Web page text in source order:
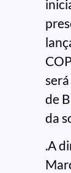
de
da
.A